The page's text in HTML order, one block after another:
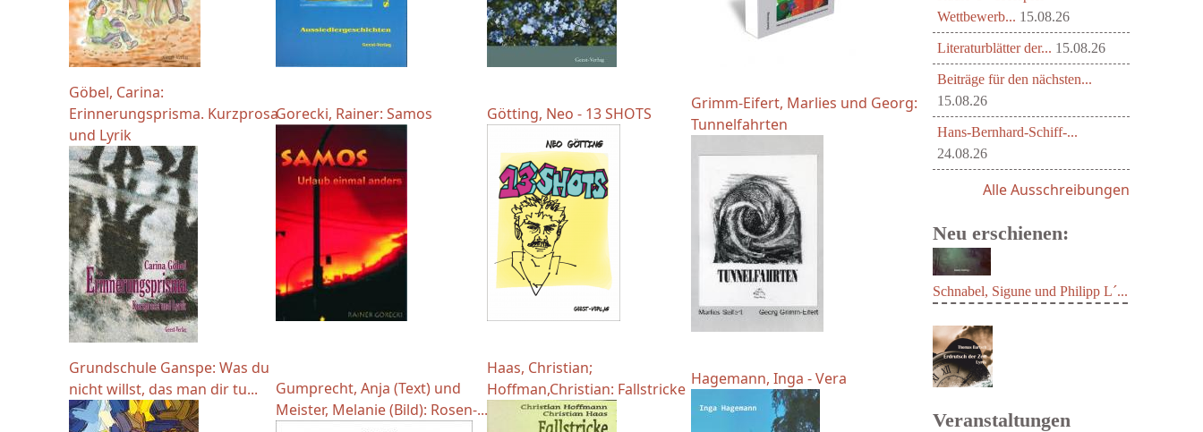
Göbel, Carina:
Erinnerungsprisma. Kurzprosa
und Lyrik
Gorecki, Rainer: Samos Götting, Neo - 13 SHOTS
Grimm-Eifert, Marlies und Georg:
Tunnelfahrten
Grundschule Ganspe: Was du
nicht willst, das man dir tu...
Gumprecht, Anja (Text) und
Meister, Melanie (Bild): Rosen-...
Haas, Christian;
Hoffman,Christian: Fallstricke
Hagemann, Inga - Vera
Wettbewerb... 15.08.26
Literaturblätter der... 15.08.26
Beiträge für den nächsten...
15.08.26
Hans-Bernhard-Schiff-...
24.08.26
Alle Ausschreibungen
Neu erschienen:
Schnabel, Sigune und Philipp L´...
Veranstaltungen